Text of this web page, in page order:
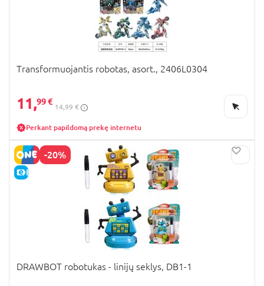
Transformuojantis robotas, asort., 2406L0304
11,99 €
14,99 €
Perkant papildomą prekę internetu
-20%
E-KAINA
DRAWBOT robotukas - linijų seklys, DB1-1